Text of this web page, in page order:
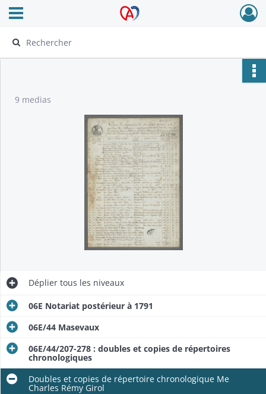
Archives Alsace - Colmar
Ouvrir le menu déroulant
9 medias
Déplier tous les niveaux
06E Notariat postérieur à 1791
06E/44 Masevaux
06E/44/207-278 : doubles et copies de répertoires
chronologiques
Doubles et copies de répertoire chronologique Me
Charles Rémy Girol